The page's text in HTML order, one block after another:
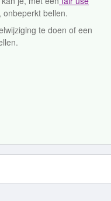
bellen.
te doen of een